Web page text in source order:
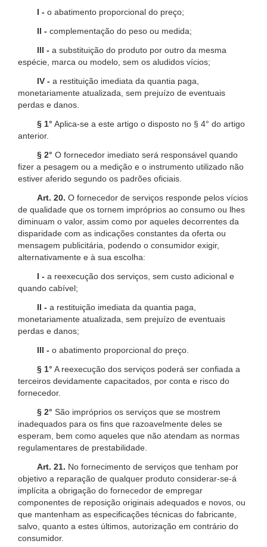
I - o abatimento proporcional do preço;
II - complementação do peso ou medida;
III - a substituição do produto por outro da mesma
espécie, marca ou modelo, sem os aludidos vícios;
IV - a restituição imediata da quantia paga,
monetariamente atualizada, sem prejuízo de eventuais
perdas e danos.
§ 1° Aplica-se a este artigo o disposto no § 4° do artigo
anterior.
§ 2° O fornecedor imediato será responsável quando
fizer a pesagem ou a medição e o instrumento utilizado não
estiver aferido segundo os padrões oficiais.
Art. 20. O fornecedor de serviços responde pelos vícios
de qualidade que os tornem impróprios ao consumo ou lhes
diminuam o valor, assim como por aqueles decorrentes da
disparidade com as indicações constantes da oferta ou
mensagem publicitária, podendo o consumidor exigir,
alternativamente e à sua escolha:
I - a reexecução dos serviços, sem custo adicional e
quando cabível;
II - a restituição imediata da quantia paga,
monetariamente atualizada, sem prejuízo de eventuais
perdas e danos;
III - o abatimento proporcional do preço.
§ 1° A reexecução dos serviços poderá ser confiada a
terceiros devidamente capacitados, por conta e risco do
fornecedor.
§ 2° São impróprios os serviços que se mostrem
inadequados para os fins que razoavelmente deles se
esperam, bem como aqueles que não atendam as normas
regulamentares de prestabilidade.
Art. 21. No fornecimento de serviços que tenham por
objetivo a reparação de qualquer produto considerar-se-á
implícita a obrigação do fornecedor de empregar
componentes de reposição originais adequados e novos, ou
que mantenham as especificações técnicas do fabricante,
salvo, quanto a estes últimos, autorização em contrário do
consumidor.